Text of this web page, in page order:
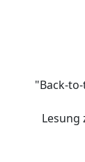
"Back-
Lesung